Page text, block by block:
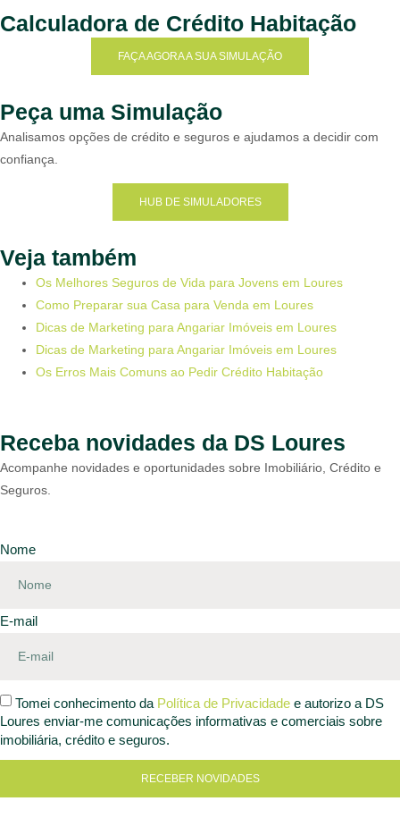
Calculadora de Crédito Habitação
FAÇA AGORA A SUA SIMULAÇÃO
Peça uma Simulação
Analisamos opções de crédito e seguros e ajudamos a decidir com
confiança.
HUB DE SIMULADORES
Veja também
Os Melhores Seguros de Vida para Jovens em Loures
Como Preparar sua Casa para Venda em Loures
Dicas de Marketing para Angariar Imóveis em Loures
Dicas de Marketing para Angariar Imóveis em Loures
Os Erros Mais Comuns ao Pedir Crédito Habitação
Receba novidades da DS Loures
Acompanhe novidades e oportunidades sobre Imobiliário, Crédito e
Seguros.
Nome
E-mail
Tomei conhecimento da Política de Privacidade e autorizo a DS
Loures enviar-me comunicações informativas e comerciais sobre
imobiliária, crédito e seguros.
RECEBER NOVIDADES